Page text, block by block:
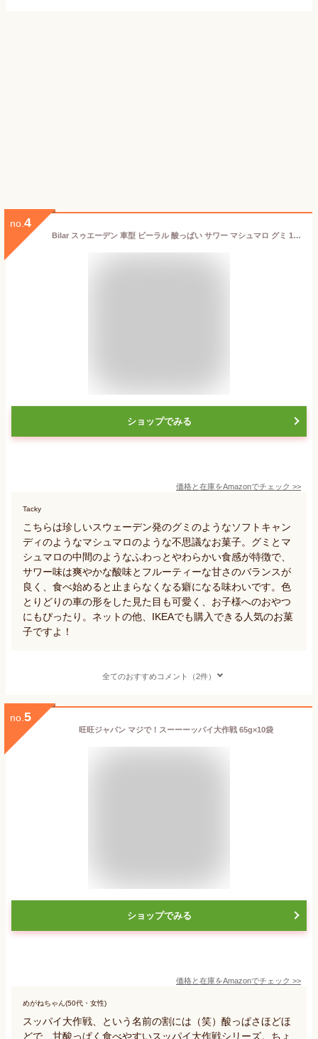
no. 4
Bilar スゥエーデン 車型 ビーラル 酸っぱい サワー マシュマロ グミ 110ｇ×１袋 スゥエーデンのお菓子です [並行輸入品]
ショップでみる
価格と在庫をAmazonでチェック >>
Tacky
こちらは珍しいスウェーデン発のグミのようなソフトキャン
ディのようなマシュマロのような不思議なお菓子。グミとマ
シュマロの中間のようなふわっとやわらかい食感が特徴で、
サワー味は爽やかな酸味とフルーティーな甘さのバランスが
良く、食べ始めると止まらなくなる癖になる味わいです。色
とりどりの車の形をした見た目も可愛く、お子様へのおやつ
にもぴったり。ネットの他、IKEAでも購入できる人気のお菓
子ですよ！
全てのおすすめコメント（2件）
no. 5
旺旺ジャパン マジで！スーーーッパイ大作戦 65g×10袋
ショップでみる
価格と在庫をAmazonでチェック >>
めがねちゃん(50代・女性)
スッパイ大作戦、という名前の割には（笑）酸っぱさほどほ
どで、甘酸っぱく食べやすいスッパイ大作戦シリーズ。ちょ